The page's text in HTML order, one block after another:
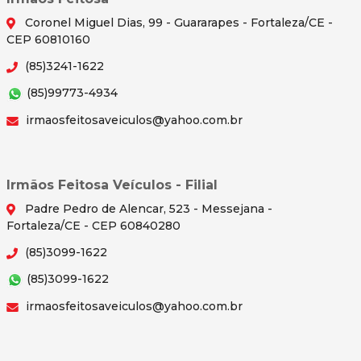
Coronel Miguel Dias, 99 - Guararapes - Fortaleza/CE -
CEP 60810160
(85)3241-1622
(85)99773-4934
irmaosfeitosaveiculos@yahoo.com.br
Irmãos Feitosa Veículos - Filial
Padre Pedro de Alencar, 523 - Messejana -
Fortaleza/CE - CEP 60840280
(85)3099-1622
(85)3099-1622
irmaosfeitosaveiculos@yahoo.com.br